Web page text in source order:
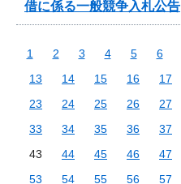
借に係る一般競争入札公告
1 2 3 4 5 6
13
14 15 16 17
23
24 25 26 27
33
34 35 36 37
43
44 45 46 47
53
54 55 56 57